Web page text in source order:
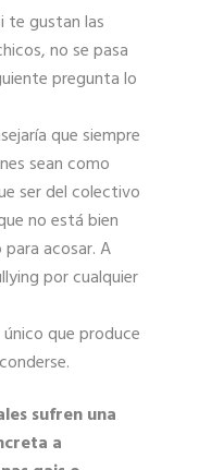
te gustan las
no se pasa
pregunta lo
que siempre
sean como
ser del colectivo
no está bien
acosar. A
por cualquier
que produce
sufren una
a